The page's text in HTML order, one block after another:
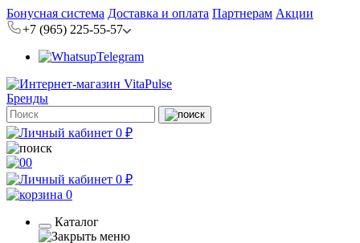
Бонусная система Доставка и оплата Партнерам Акции
+7 (965) 225-55-57
Telegram
Бренды
0 ₽
0
0 ₽
0
Каталог